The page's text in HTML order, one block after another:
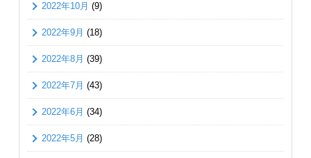
2022年10月 (9)
2022年9月 (18)
2022年8月 (39)
2022年7月 (43)
2022年6月 (34)
2022年5月 (28)